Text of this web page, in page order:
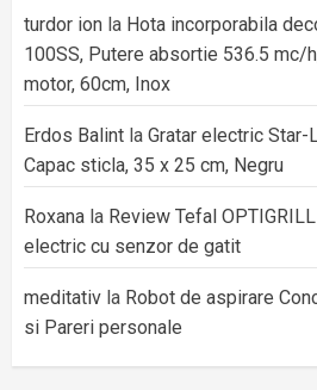
turdor ion la Hota incorporabila
100SS, Putere absortie 536.5 mc/
motor, 60cm, Inox
Erdos Balint la Gratar electric Star-
Capac sticla, 35 x 25 cm, Negru
Roxana la Review Tefal
electric cu senzor de gatit
meditativ la Robot de aspirare
si Pareri personale